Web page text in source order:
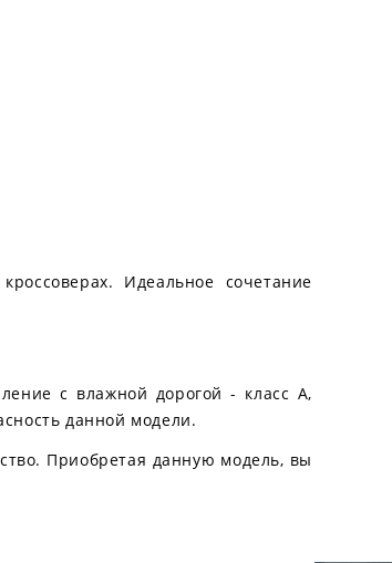
Идеальное сочетание
с влажной дорогой - класс A,
данной модели.
Приобретая данную модель, вы